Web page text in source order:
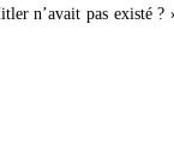
n’avait pas existé ?